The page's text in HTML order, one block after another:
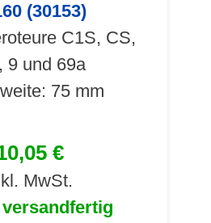
(30153)
C1S, CS,
9 und 69a
75 mm
€
MwSt.